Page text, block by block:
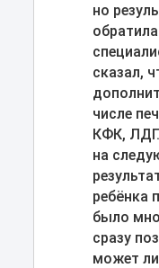
но
сказал,
числе
КФК,
на
ребёнка
было
сразу
может